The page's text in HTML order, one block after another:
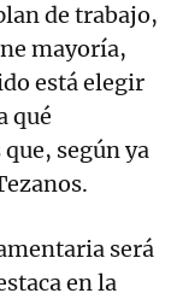
de trabajo,
mayoría,
está elegir
qué
según ya
será
en la